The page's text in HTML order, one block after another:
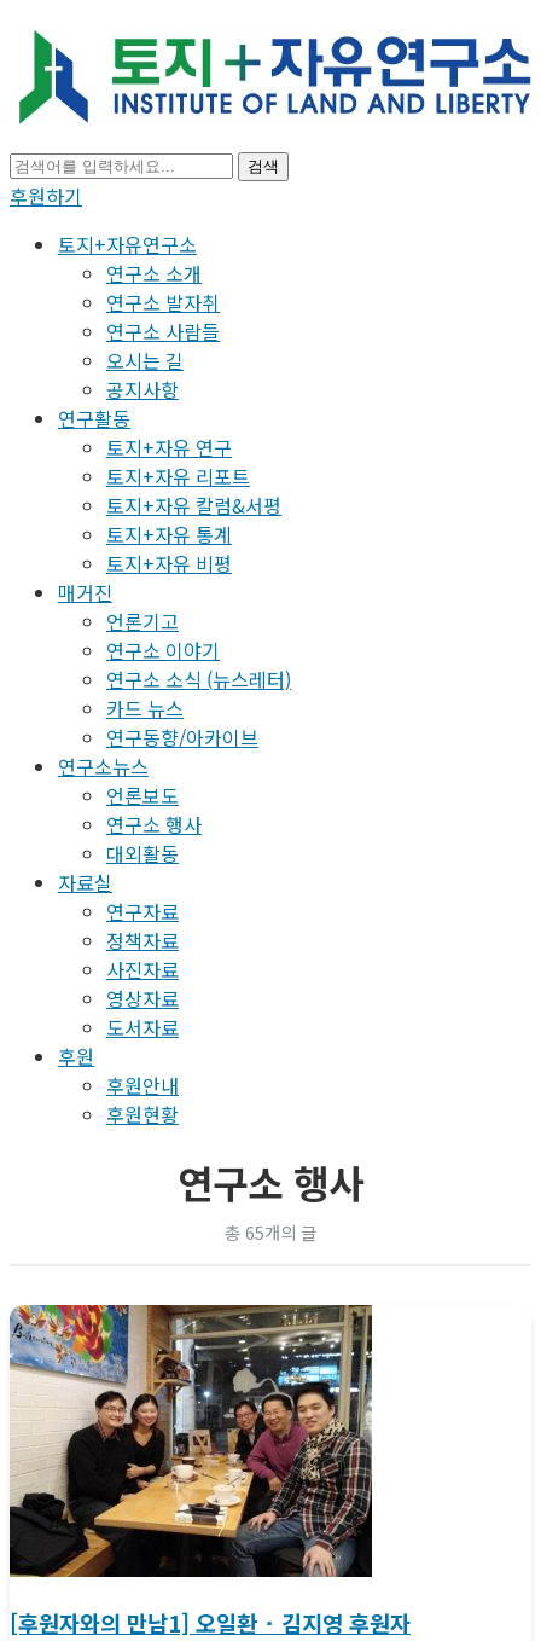
검색
후원하기
토지+자유연구소
연구소 소개
연구소 발자취
연구소 사람들
오시는 길
공지사항
연구활동
토지+자유 연구
토지+자유 리포트
토지+자유 칼럼&서평
토지+자유 통계
토지+자유 비평
매거진
언론기고
연구소 이야기
연구소 소식 (뉴스레터)
카드 뉴스
연구동향/아카이브
연구소뉴스
언론보도
연구소 행사
대외활동
자료실
연구자료
정책자료
사진자료
영상자료
도서자료
후원
후원안내
후원현황
연구소 행사
총 65개의 글
[후원자와의 만남1] 오일환 ･ 김지영 후원자